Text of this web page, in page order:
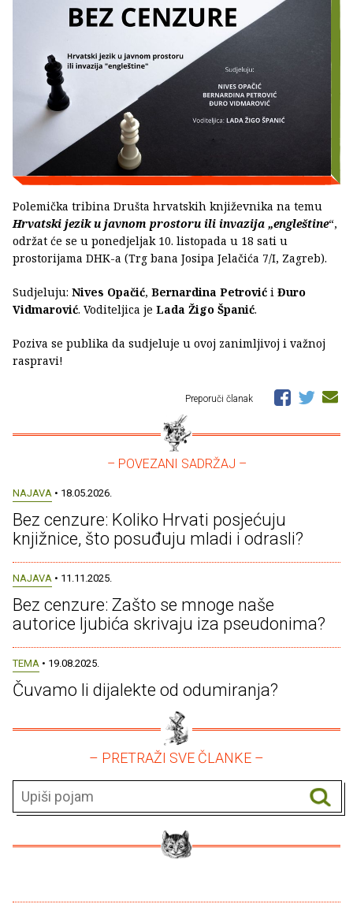
Polemička tribina Društa hrvatskih književnika na temu
Hrvatski jezik u javnom prostoru ili invazija „engleštine“,
održat će se u ponedjeljak 10. listopada u 18 sati u
prostorijama DHK-a (Trg bana Josipa Jelačića 7/I, Zagreb).
Sudjeluju: Nives Opačić, Bernardina Petrović i Đuro
Vidmarović. Voditeljica je Lada Žigo Španić.
Poziva se publika da sudjeluje u ovoj zanimljivoj i važnoj
raspravi!
Preporuči članak
– POVEZANI SADRŽAJ –
NAJAVA • 18.05.2026.
Bez cenzure: Koliko Hrvati posjećuju
knjižnice, što posuđuju mladi i odrasli?
NAJAVA • 11.11.2025.
Bez cenzure: Zašto se mnoge naše
autorice ljubića skrivaju iza pseudonima?
TEMA • 19.08.2025.
Čuvamo li dijalekte od odumiranja?
– PRETRAŽI SVE ČLANKE –